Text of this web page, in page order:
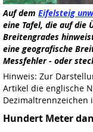
Auf dem Eifelsteig
eine Tafel, die auf die
Breitengrades
eine geografische
Messfehler - oder
Hinweis: Zur
Artikel die englische
Dezimaltrennzeichen
Hundert Meter